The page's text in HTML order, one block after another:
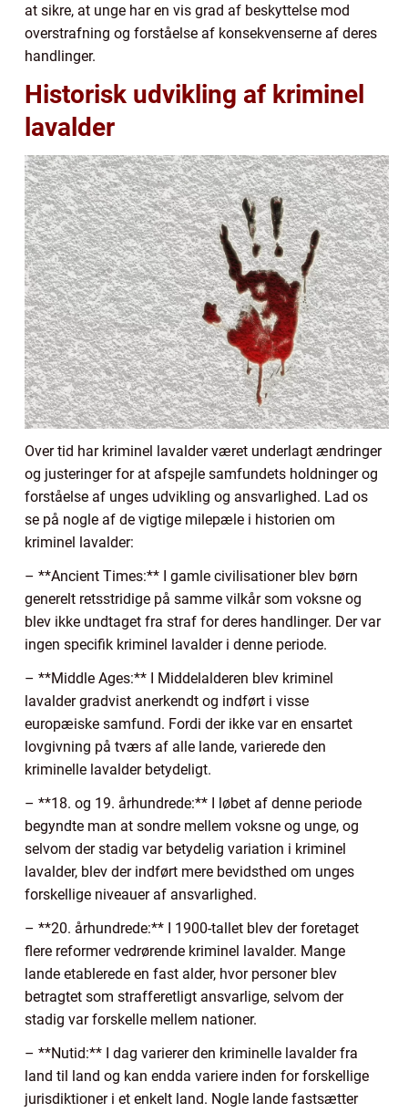
at sikre, at unge har en vis grad af beskyttelse mod
overstrafning og forståelse af konsekvenserne af deres
handlinger.
Historisk udvikling af kriminel
lavalder
Over tid har kriminel lavalder været underlagt ændringer
og justeringer for at afspejle samfundets holdninger og
forståelse af unges udvikling og ansvarlighed. Lad os
se på nogle af de vigtige milepæle i historien om
kriminel lavalder:
– **Ancient Times:** I gamle civilisationer blev børn
generelt retsstridige på samme vilkår som voksne og
blev ikke undtaget fra straf for deres handlinger. Der var
ingen specifik kriminel lavalder i denne periode.
– **Middle Ages:** I Middelalderen blev kriminel
lavalder gradvist anerkendt og indført i visse
europæiske samfund. Fordi der ikke var en ensartet
lovgivning på tværs af alle lande, varierede den
kriminelle lavalder betydeligt.
– **18. og 19. århundrede:** I løbet af denne periode
begyndte man at sondre mellem voksne og unge, og
selvom der stadig var betydelig variation i kriminel
lavalder, blev der indført mere bevidsthed om unges
forskellige niveauer af ansvarlighed.
– **20. århundrede:** I 1900-tallet blev der foretaget
flere reformer vedrørende kriminel lavalder. Mange
lande etablerede en fast alder, hvor personer blev
betragtet som strafferetligt ansvarlige, selvom der
stadig var forskelle mellem nationer.
– **Nutid:** I dag varierer den kriminelle lavalder fra
land til land og kan endda variere inden for forskellige
jurisdiktioner i et enkelt land. Nogle lande fastsætter